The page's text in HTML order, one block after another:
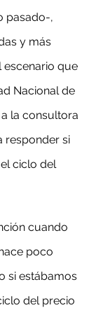
pasado-,
y más
escenario que
Nacional de
la consultora
responder si
ciclo del
cuando
poco
si estábamos
del precio